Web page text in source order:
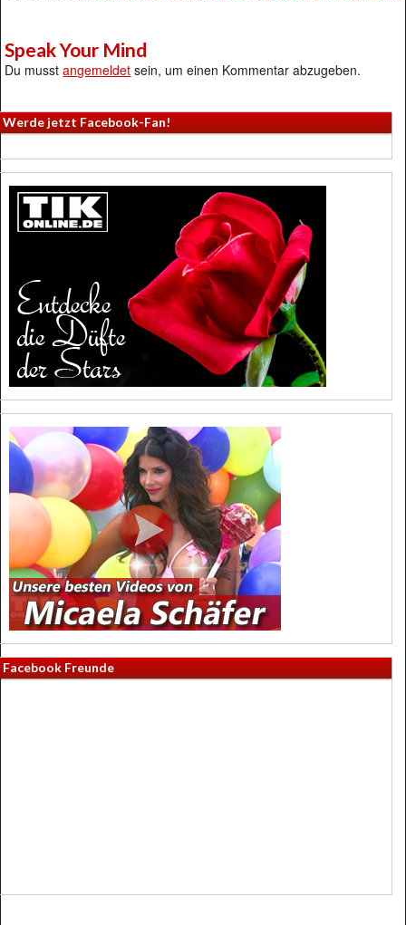
Speak Your Mind
Du musstangemeldet sein, um einen Kommentar abzugeben.
Werde jetzt Facebook-Fan!
Facebook Freunde